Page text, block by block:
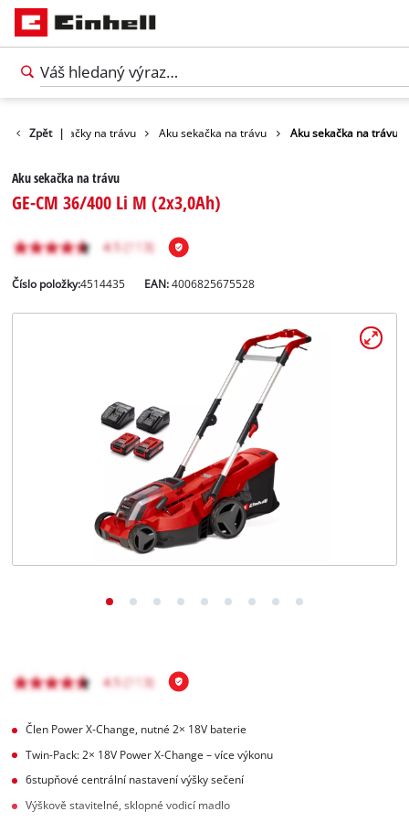
Zpět |
Sekačky na trávu Aku sekačka na trávu Aku sekačka na trávu
Aku sekačka na trávu
GE-CM 36/400 Li M (2x3,0Ah)
Číslo položky:4514435 EAN:4006825675528
Člen Power X-Change, nutné 2× 18V baterie
Twin-Pack: 2× 18V Power X-Change – více výkonu
6stupňové centrální nastavení výšky sečení
Výškově stavitelné, sklopné vodicí madlo